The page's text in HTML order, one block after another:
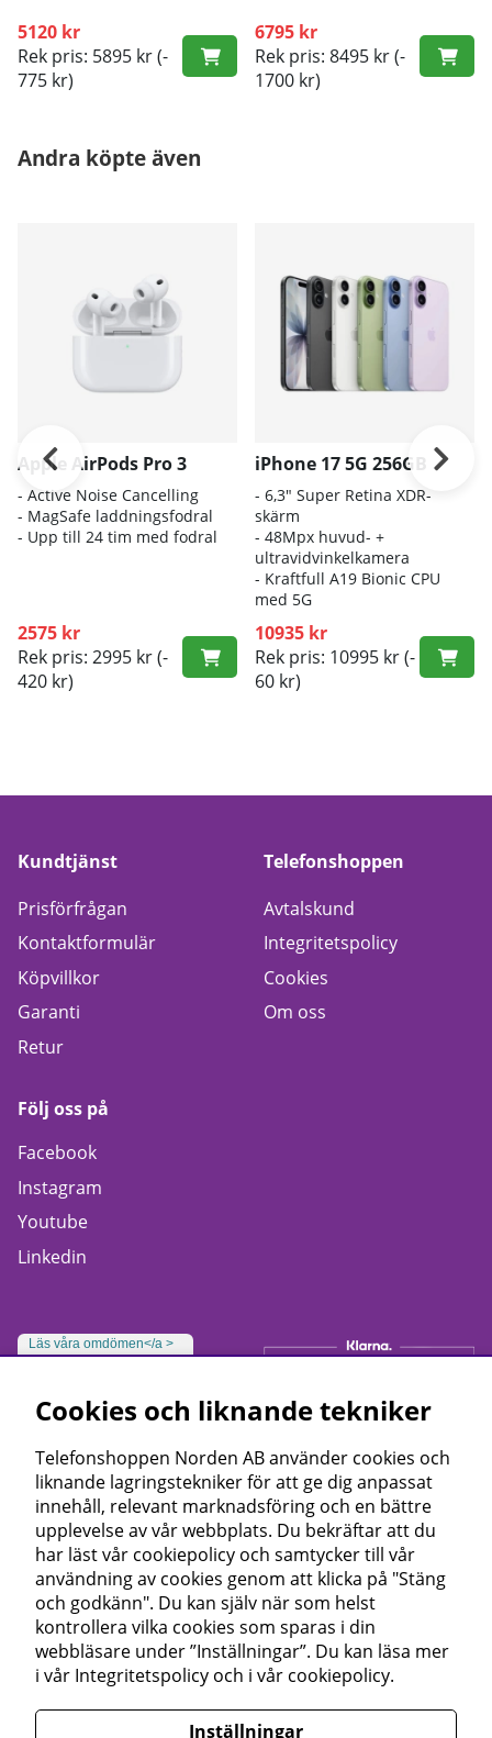
5120 kr
Rek pris: 5895 kr(-
775 kr)
6795 kr
Rek pris: 8495 kr(-
1700 kr)
Andra köpte även
Apple AirPods Pro 3
- Active Noise Cancelling
- MagSafe laddningsfodral
- Upp till 24 tim med fodral
2575 kr
Rek pris: 2995 kr(-
420 kr)
iPhone 17 5G 256GB
- 6,3" Super Retina XDR-
skärm
- 48Mpx huvud- +
ultravidvinkelkamera
- Kraftfull A19 Bionic CPU
med 5G
10935 kr
Rek pris: 10995 kr(-
60 kr)
Kundtjänst
Prisförfrågan
Kontaktformulär
Köpvillkor
Garanti
Retur
Telefonshoppen
Avtalskund
Integritetspolicy
Cookies
Om oss
Följ oss på
Facebook
Instagram
Youtube
Linkedin
Läs våra omdömen</a >
Cookies och liknande tekniker
Telefonshoppen Norden AB använder cookies och
liknande lagringstekniker för att ge dig anpassat
innehåll, relevant marknadsföring och en bättre
upplevelse av vår webbplats. Du bekräftar att du
har läst vår cookiepolicy och samtycker till vår
användning av cookies genom att klicka på "Stäng
och godkänn". Du kan själv när som helst
kontrollera vilka cookies som sparas i din
webbläsare under ”Inställningar”. Du kan läsa mer
i vår Integritetspolicy och i vår cookiepolicy.
Inställningar